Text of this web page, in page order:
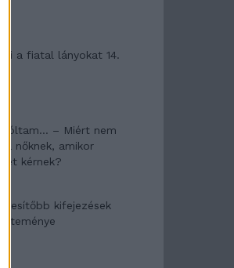
a fiatal lányokat 14.
szóltam… – Miért nem
a nőknek, amikor
kérnek?
kifejezések